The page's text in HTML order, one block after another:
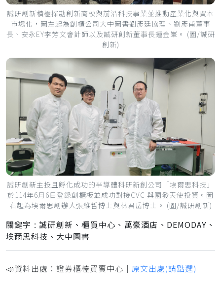
誠研創新積極探勘創新商模與前沿科技事業並推動產業化與資本
市場化，圖左起為創櫃公司大中圖書劉彥廷協理、劉彥甫董事
長、安永EY李芳文會計師以及誠研創新董事長鍾金峯。 (圖/誠研
創新)
誠研創新主投且孵化成功的半導體科研新創公司「埃爾思科技」
於114年6月6日登錄創櫃板並成功對接CVC 與國發天使投資。圖
右起為埃爾思創辦人張維哲博士與林君岳博士。 (圖/誠研創新)
關鍵字 : 誠研創新、櫃買中心、萬豪酒店、DEMODAY、
埃爾思科技、大中圖書
📣資料出處：證券櫃檯買賣中心｜ 原文出處(請點選)